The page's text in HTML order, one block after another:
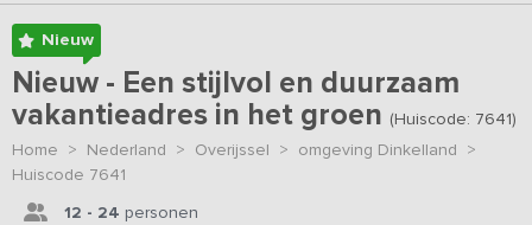
Nieuw
Nieuw - Een stijlvol en duurzaam
vakantieadres in het groen (Huiscode: 7641)
Home > Nederland > Overijssel > omgeving Dinkelland >
Huiscode 7641
12 - 24 personen